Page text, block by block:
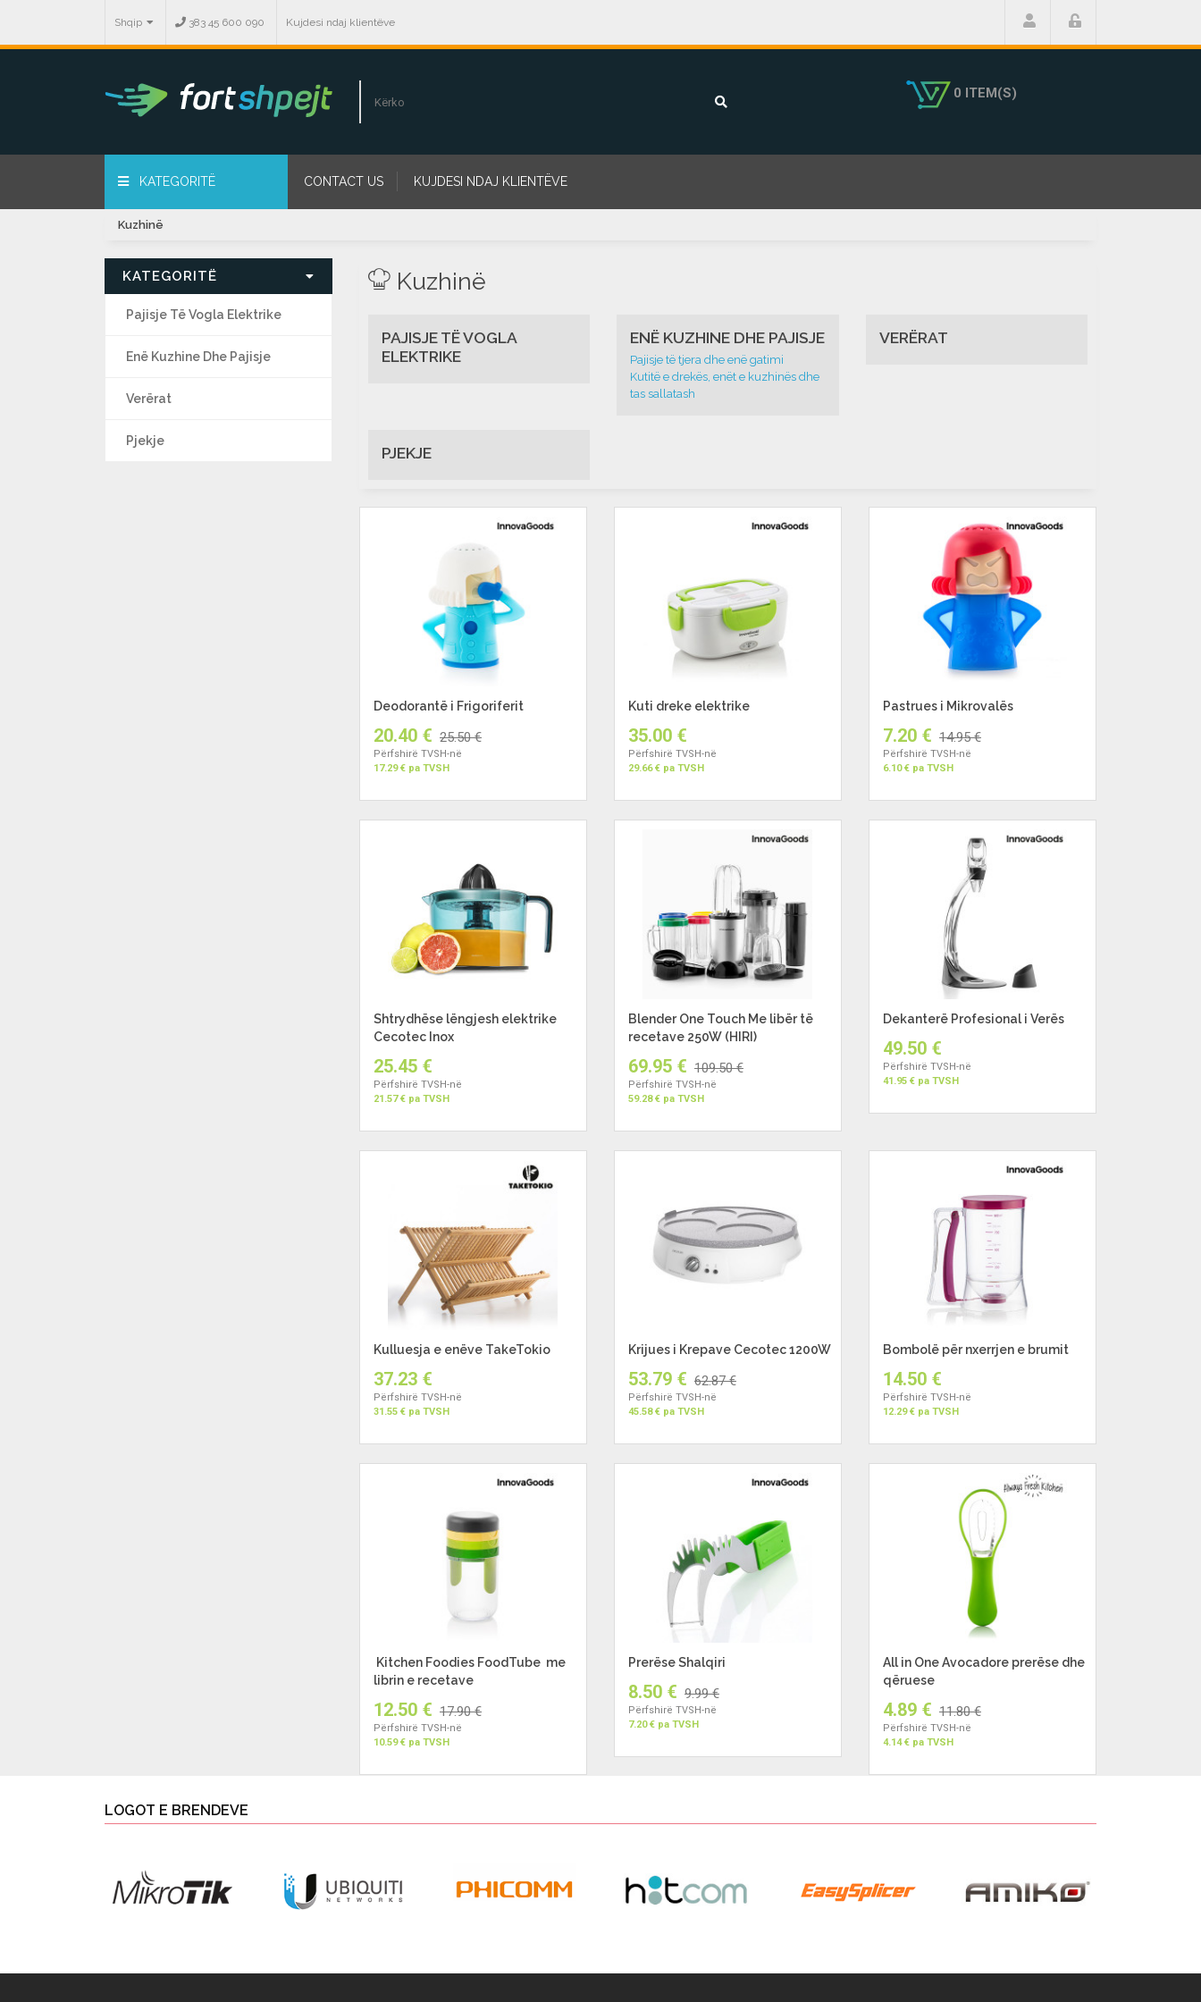
Shqip 383 45 600 090 Kujdesi ndaj klientëve
0 ITEM(S)
KATEGORITË CONTACT US KUJDESI NDAJ KLIENTËVE
Kuzhinë
KATEGORITË
Pajisje Të Vogla Elektrike
Enë Kuzhine Dhe Pajisje
Verërat
Pjekje
Kuzhinë
PAJISJE TË VOGLA
ELEKTRIKE
ENË KUZHINE DHE PAJISJE
Pajisje të tjera dhe enë gatimi
Kutitë e drekës, enët e kuzhinës dhe
tas sallatash
VERËRAT
PJEKJE
Deodorantë i Frigoriferit
20.40 € 25.50 €
Përfshirë TVSH-në
17.29 € pa TVSH
Kuti dreke elektrike
35.00 €
Përfshirë TVSH-në
29.66 € pa TVSH
Pastrues i Mikrovalës
7.20 € 14.95 €
Përfshirë TVSH-në
6.10 € pa TVSH
Shtrydhëse lëngjesh elektrike
Cecotec Inox
25.45 €
Përfshirë TVSH-në
21.57 € pa TVSH
Blender One Touch Me libër të
recetave 250W (HIRI)
69.95 € 109.50 €
Përfshirë TVSH-në
59.28 € pa TVSH
Dekanterë Profesional i Verës
49.50 €
Përfshirë TVSH-në
41.95 € pa TVSH
Kulluesja e enëve TakeTokio
37.23 €
Përfshirë TVSH-në
31.55 € pa TVSH
Krijues i Krepave Cecotec 1200W
53.79 € 62.87 €
Përfshirë TVSH-në
45.58 € pa TVSH
Bombolë për nxerrjen e brumit
14.50 €
Përfshirë TVSH-në
12.29 € pa TVSH
Kitchen Foodies FoodTube me
librin e recetave
12.50 € 17.90 €
Përfshirë TVSH-në
10.59 € pa TVSH
Prerëse Shalqiri
8.50 € 9.99 €
Përfshirë TVSH-në
7.20 € pa TVSH
All in One Avocadore prerëse dhe
qëruese
4.89 € 11.80 €
Përfshirë TVSH-në
4.14 € pa TVSH
LOGOT E BRENDEVE